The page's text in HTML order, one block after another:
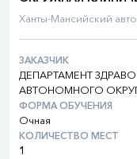
Ханты-Мансийский
ЗАКАЗЧИК
ДЕПАРТАМЕНТ
АВТОНОМНОГО
ФОРМА ОБУЧЕНИЯ
Очная
КОЛИЧЕСТВО МЕСТ
1